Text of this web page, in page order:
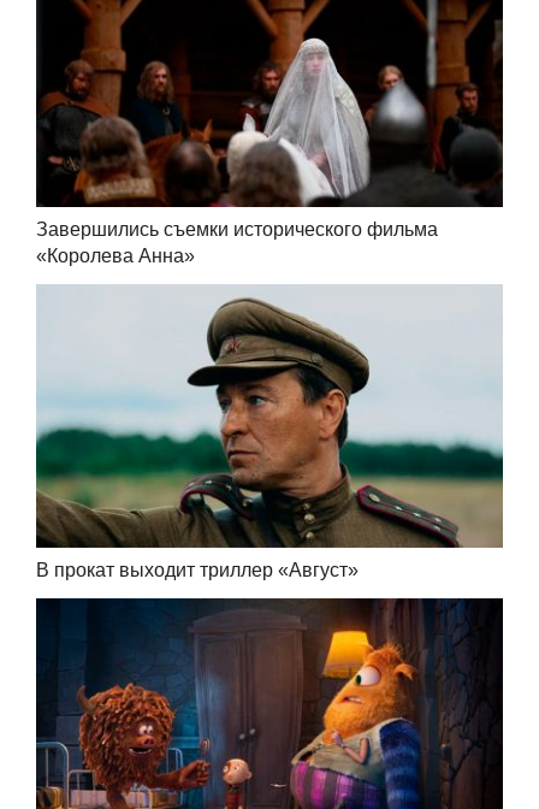
Завершились съемки исторического фильма
«Королева Анна»
В прокат выходит триллер «Август»